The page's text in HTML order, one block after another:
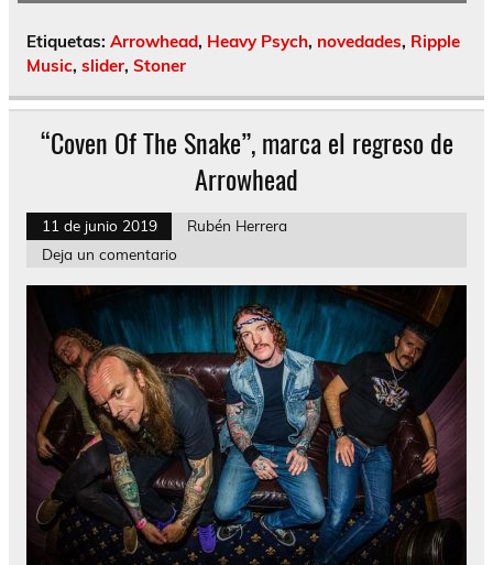
Etiquetas: Arrowhead, Heavy Psych, novedades, Ripple
Music, slider, Stoner
“Coven Of The Snake”, marca el regreso de
Arrowhead
11 de junio 2019
Rubén Herrera
Deja un comentario